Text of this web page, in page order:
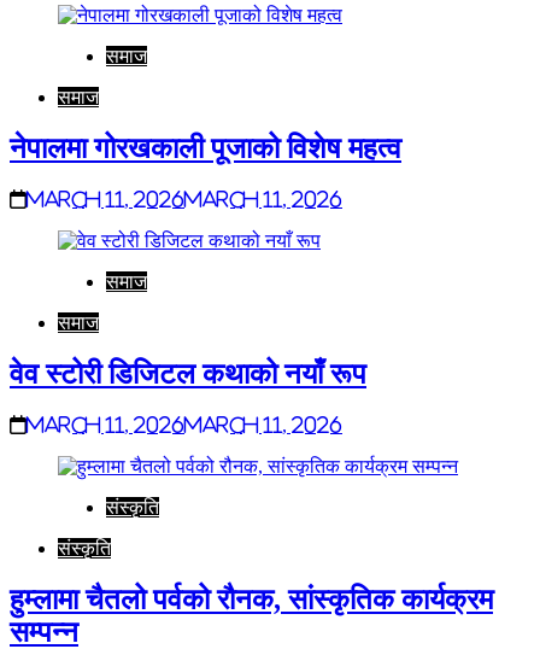
समाज
समाज
नेपालमा गोरखकाली पूजाको विशेष महत्व
March 11, 2026March 11, 2026
समाज
समाज
वेव स्टोरी डिजिटल कथाको नयाँ रूप
March 11, 2026March 11, 2026
संस्कृति
संस्कृति
हुम्लामा चैतलो पर्वको रौनक, सांस्कृतिक कार्यक्रम
सम्पन्न